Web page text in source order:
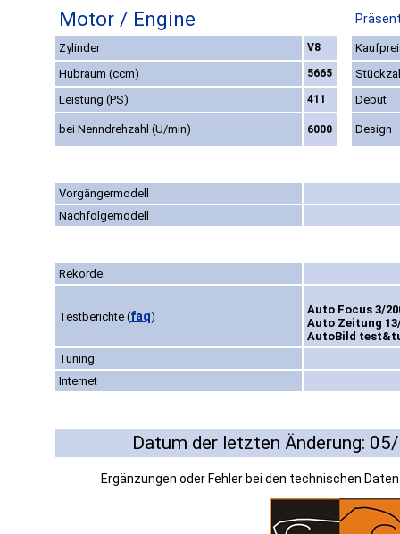
Motor / Engine
Zylinder V8
Hubraum (ccm)
5665
Leistung (PS)
411 Debüt
bei Nenndrehzahl (U/min) 6000 Design
Vorgängermodell
Nachfolgemodell
Rekorde
Testberichte (faq)
Auto Focus 3/
Auto Zeitung
AutoBild
Tuning
Internet
Datum der letzten Änderung:
Ergänzungen oder Fehler bei den technischen